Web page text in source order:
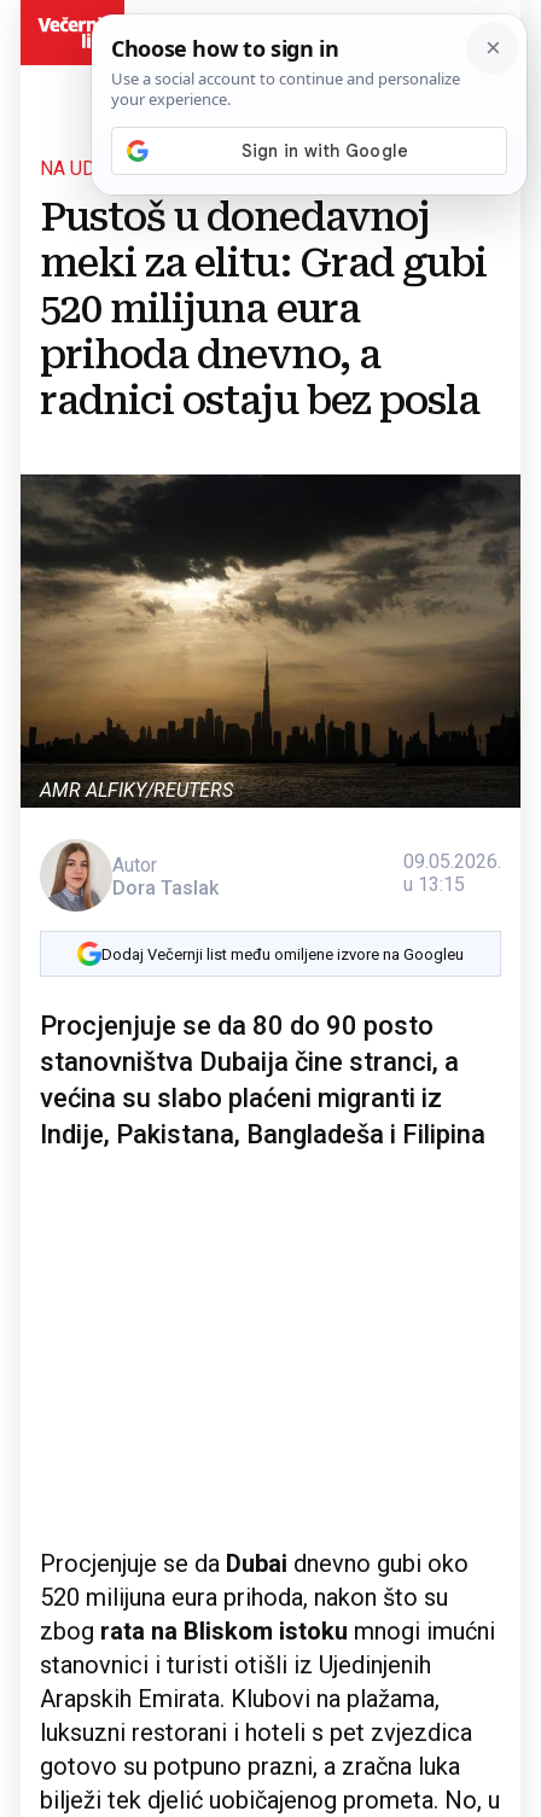
NA UDARU KRIZE
Pustoš u donedavnoj
meki za elitu: Grad gubi
520 milijuna eura
prihoda dnevno, a
radnici ostaju bez posla
AMR ALFIKY/REUTERS
Autor
Dora Taslak
09.05.2026.
u 13:15
Dodaj Večernji list među omiljene izvore na Googleu
Procjenjuje se da 80 do 90 posto
stanovništva Dubaija čine stranci, a
većina su slabo plaćeni migranti iz
Indije, Pakistana, Bangladeša i Filipina
Procjenjuje se da Dubai dnevno gubi oko
520 milijuna eura prihoda, nakon što su
zbog rata na Bliskom istoku mnogi imućni
stanovnici i turisti otišli iz Ujedinjenih
Arapskih Emirata. Klubovi na plažama,
luksuzni restorani i hoteli s pet zvjezdica
gotovo su potpuno prazni, a zračna luka
bilježi tek djelić uobičajenog prometa. No, u